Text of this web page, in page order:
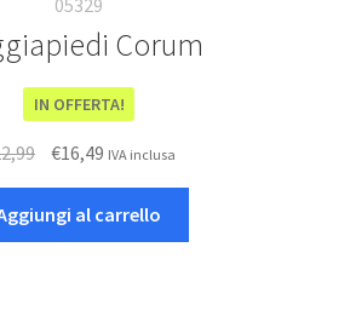
05329
Corum
IN OFFERTA!
originale
era:
€16,49Il
attuale
è:
IVA inclusa
al carrello